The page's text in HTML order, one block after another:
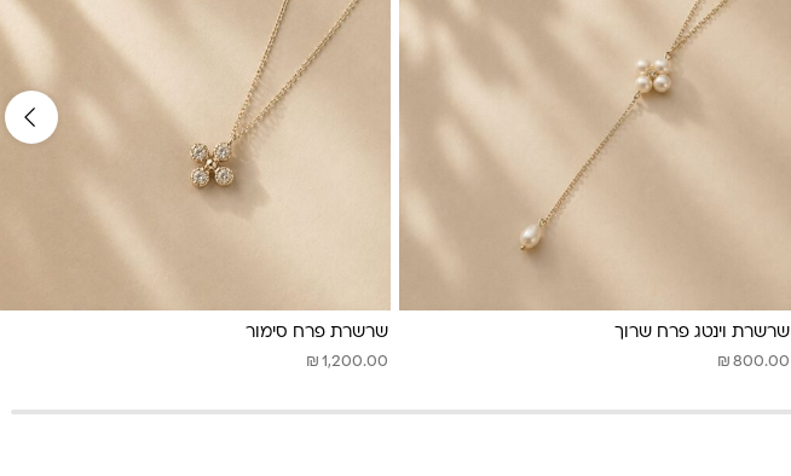
שרשרת וינטג פרח שרוך
₪ 800.00
שרשרת פרח סימור
₪ 1,200.00